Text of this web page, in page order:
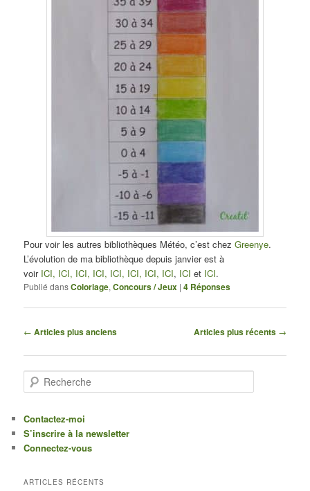
Pour voir les autres bibliothèques Météo, c’est chezGreenye.
L’évolution de ma bibliothèque depuis janvier est à
voir ICI, ICI, ICI, ICI, ICI, ICI, ICI, ICI, ICIet ICI.
Publié dansColoriage,Concours / Jeux |4 Réponses
Navigation des articles
← Articles plus anciens Articles plus récents →
Recherche
Contactez-moi
S’inscrire à la newsletter
Connectez-vous
ARTICLES RÉCENTS